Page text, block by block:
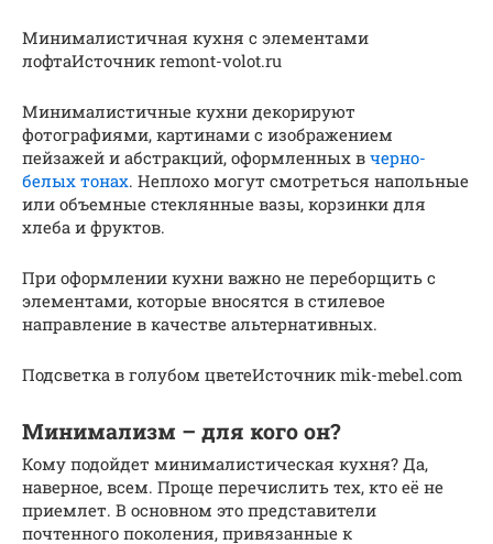
Минималистичная кухня с элементами
лофтаИсточник remont-volot.ru
Минималистичные кухни декорируют
фотографиями, картинами с изображением
пейзажей и абстракций, оформленных в черно-
белых тонах. Неплохо могут смотреться напольные
или объемные стеклянные вазы, корзинки для
хлеба и фруктов.
При оформлении кухни важно не переборщить с
элементами, которые вносятся в стилевое
направление в качестве альтернативных.
Подсветка в голубом цветеИсточник mik-mebel.com
Минимализм – для кого он?
Кому подойдет минималистическая кухня? Да,
наверное, всем. Проще перечислить тех, кто её не
приемлет. В основном это представители
почтенного поколения, привязанные к